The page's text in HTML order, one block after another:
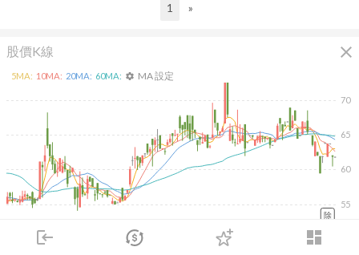
login dashboard
市場 登入
1 »
股價K線 close
2026/02/10 2026/04/10 2026/05/28 2026/07/16
55
60
65
70
5MA: 10MA: 20MA: 60MA: settings MA 設定
除